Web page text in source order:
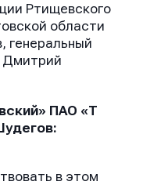
Ртищевского
области
генеральный
ПАО «Т
в этом